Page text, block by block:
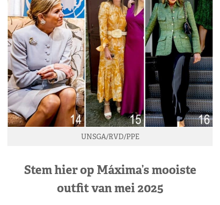
UNSGA/RVD/PPE
Stem hier op Máxima’s mooiste
outfit van mei 2025